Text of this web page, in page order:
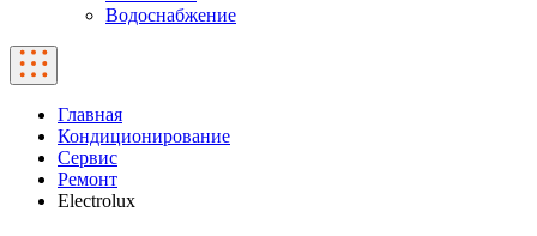
Водоснабжение
Главная
Кондиционирование
Сервис
Ремонт
Electrolux